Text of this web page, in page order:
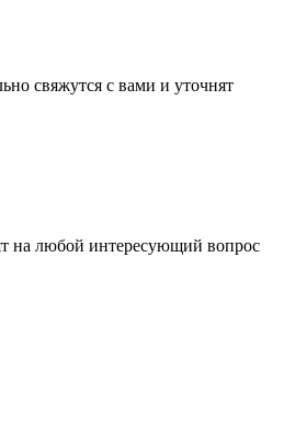
свяжутся с вами и уточнят
на любой интересующий вопрос